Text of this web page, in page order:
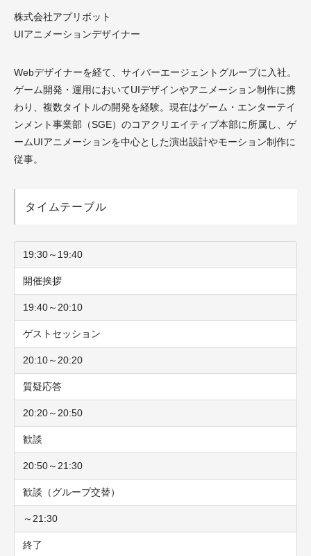
株式会社アプリボット
UIアニメーションデザイナー
Webデザイナーを経て、サイバーエージェントグループに入社。
ゲーム開発・運用においてUIデザインやアニメーション制作に携
わり、複数タイトルの開発を経験。現在はゲーム・エンターテイ
ンメント事業部（SGE）のコアクリエイティブ本部に所属し、ゲ
ームUIアニメーションを中心とした演出設計やモーション制作に
従事。
タイムテーブル
19:30～19:40
開催挨拶
19:40～20:10
ゲストセッション
20:10～20:20
質疑応答
20:20～20:50
歓談
20:50～21:30
歓談（グループ交替）
～21:30
終了